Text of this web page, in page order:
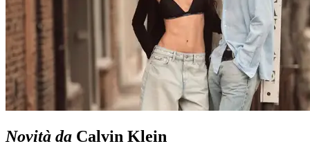
Novità da Calvin Klein